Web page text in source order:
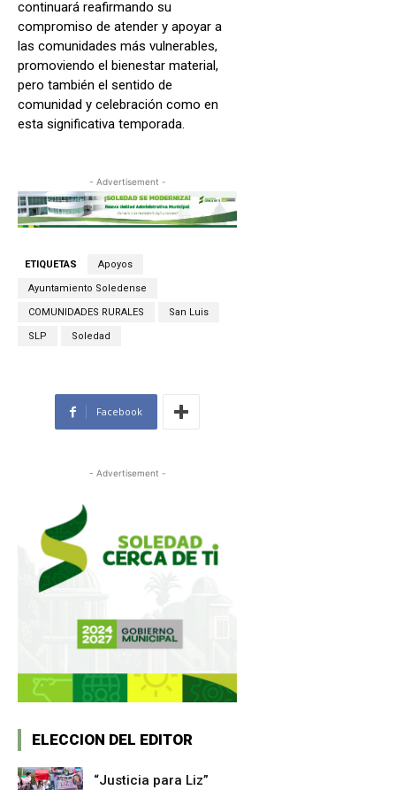
continuará reafirmando su
compromiso de atender y apoyar a
las comunidades más vulnerables,
promoviendo el bienestar material,
pero también el sentido de
comunidad y celebración como en
esta significativa temporada.
- Advertisement -
ETIQUETAS Apoyos
Ayuntamiento Soledense
COMUNIDADES RURALES San Luis
SLP Soledad
Facebook
- Advertisement -
ELECCION DEL EDITOR
“Justicia para Liz”